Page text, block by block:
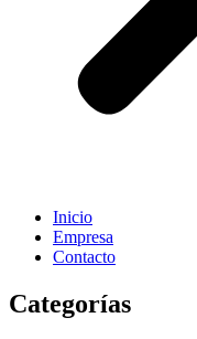
Inicio
Empresa
Contacto
Categorías